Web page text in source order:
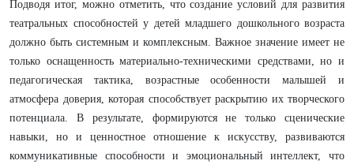
Подводя итог, можно отметить, что создание условий для развития
театральных способностей у детей младшего дошкольного возраста
должно быть системным и комплексным. Важное значение имеет не
только оснащенность материально-техническими средствами, но и
педагогическая тактика, возрастные особенности малышей и
атмосфера доверия, которая способствует раскрытию их творческого
потенциала. В результате, формируются не только сценические
навыки, но и ценностное отношение к искусству, развиваются
коммуникативные способности и эмоциональный интеллект, что